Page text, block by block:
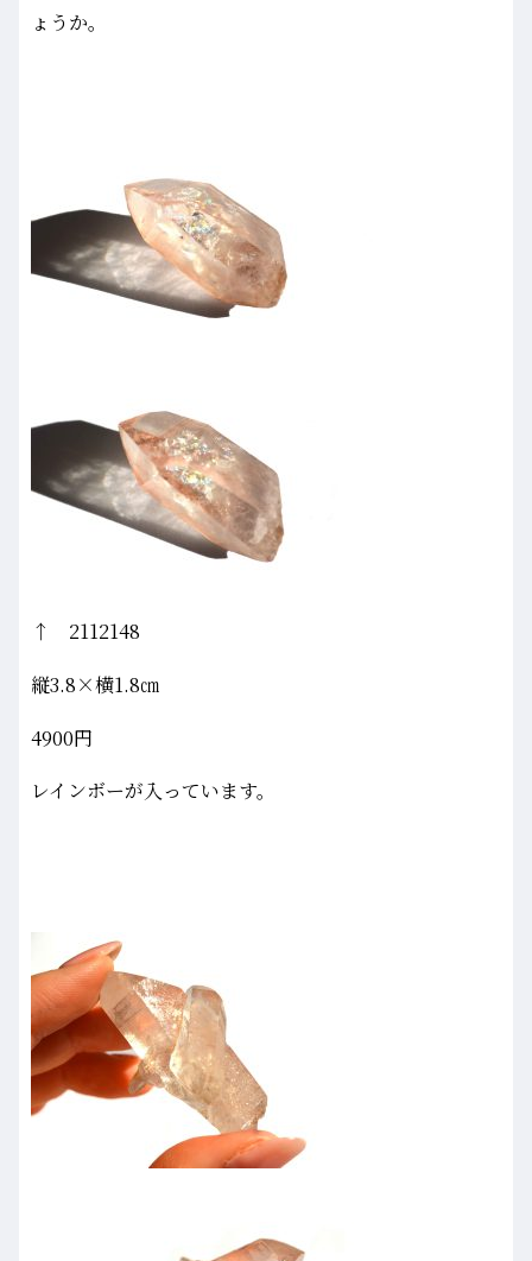
ょうか。
↑ 2112148
縦3.8×横1.8㎝
4900円
レインボーが入っています。